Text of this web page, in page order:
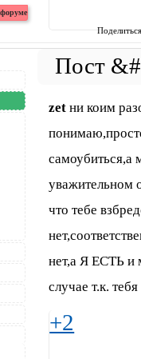
zet ни коим
самоубиться,а
уважительном
что тебе
нет,а Я ЕСТЬ и
случае т.к.
+2